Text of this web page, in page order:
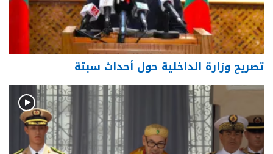
تصريح وزارة الداخلية حول أحداث سبتة